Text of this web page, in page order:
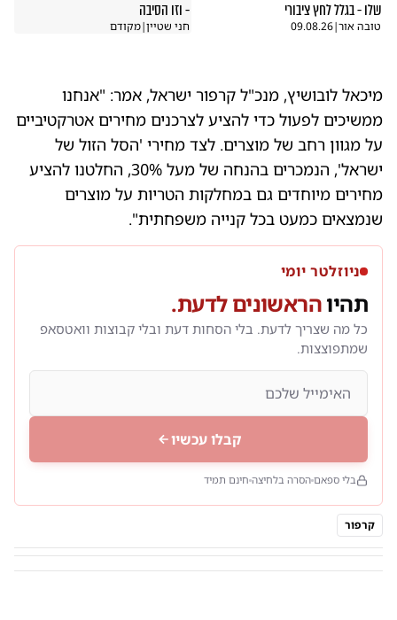
שלו - בגלל לחץ ציבורי
טובה אור|
09.08.26
- וזו הסיבה
חני שטיין|מקודם
מיכאל לובושיץ, מנכ"ל קרפור ישראל, אמר: "אנחנו
ממשיכים לפעול כדי להציע לצרכנים מחירים אטרקטיביים
על מגוון רחב של מוצרים. לצד מחירי 'הסל הזול של
ישראל', הנמכרים בהנחה של מעל 30%, החלטנו להציע
מחירים מיוחדים גם במחלקות הטריות על מוצרים
שנמצאים כמעט בכל קנייה משפחתית".
ניוזלטר יומי
תהיוהראשונים לדעת.
כל מה שצריך לדעת. בלי הסחות דעת ובלי קבוצות וואטסאפ
שמתפוצצות.
קבלו עכשיו
בלי ספאם הסרה בלחיצה חינם תמיד
קרפור